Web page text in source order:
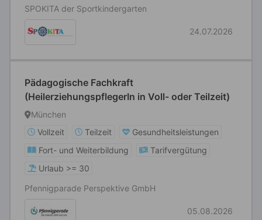
SPOKITA der Sportkindergarten
24.07.2026
Pädagogische Fachkraft
(HeilerziehungspflegerIn in Voll- oder Teilzeit)
München
Vollzeit
Teilzeit
Gesundheitsleistungen
Fort- und Weiterbildung
Tarifvergütung
Urlaub >= 30
Pfennigparade Perspektive GmbH
05.08.2026